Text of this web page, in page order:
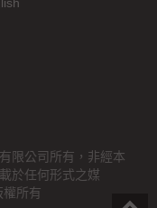
限公司所有，非經本
於任何形式之媒
所有